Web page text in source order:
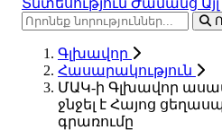
Տնտեսություն Ժամանց Այլ
Գլխավոր
Հասարակություն
ՄԱԿ-ի Գլխավոր
ջնջել է Հայոց
գրառումը